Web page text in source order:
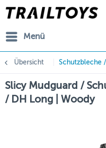
Menü
Übersicht Schutzbleche
Slicy Mudguard /
/ DH Long | Woody